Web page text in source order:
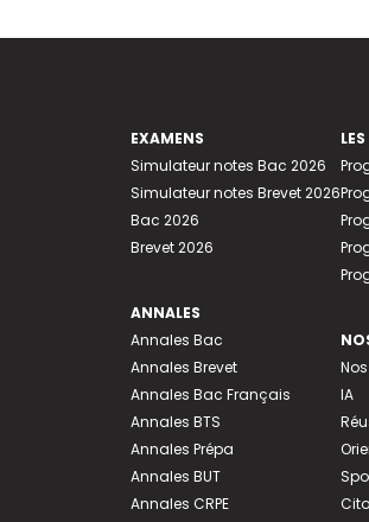
EXAMENS
Simulateur notes Bac 2026
Simulateur notes Brevet 2026
Bac 2026
Brevet 2026
ANNALES
Annales Bac
Annales Brevet
Annales Bac Français
Annales BTS
Annales Prépa
Annales BUT
Annales CRPE
IA